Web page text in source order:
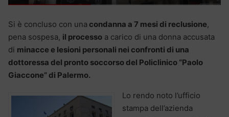
Si è concluso con una condanna a 7 mesi di reclusione,
pena sospesa, il processo a carico di una donna accusata
di minacce e lesioni personali nei confronti di una
dottoressa del pronto soccorso del Policlinico “Paolo
Giaccone” di Palermo.
Lo rendo noto l’ufficio
stampa dell’azienda